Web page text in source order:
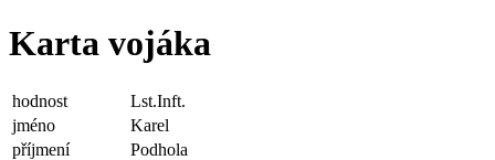
Karta vojáka
hodnost
Lst.Inft.
jméno
Karel
příjmení
Podhola